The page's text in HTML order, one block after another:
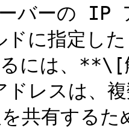
ーの IP
に指定し
るには、
レスは、
共有するた